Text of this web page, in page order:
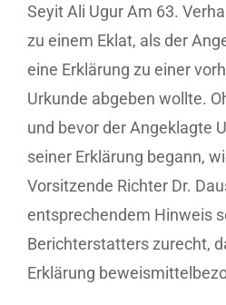
Seyit Ali Ugur Am 63.
zu einem Eklat, als der
eine Erklärung zu einer
Urkunde abgeben wollte.
und bevor der Angeklagte
seiner Erklärung begann,
Vorsitzende Richter Dr.
entsprechendem Hinweis
Berichterstatters zurecht,
Erklärung